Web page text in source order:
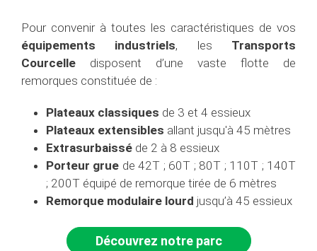
Pour convenir à toutes les caractéristiques de vos
équipements industriels, les Transports
Courcelle disposent d’une vaste flotte de
remorques constituée de :
Plateaux classiques de 3 et 4 essieux
Plateaux extensibles allant jusqu'à 45 mètres
Extrasurbaissé de 2 à 8 essieux
Porteur grue de 42T ; 60T ; 80T ; 110T ; 140T
; 200T équipé de remorque tirée de 6 mètres
Remorque modulaire lourd jusqu’à 45 essieux
Découvrez notre parc